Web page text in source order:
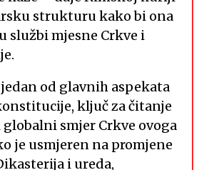
strukturu kako bi ona
službi mjesne Crkve i
od glavnih aspekata
ključ za čitanje
smjer Crkve ovoga
je usmjeren na promjene
i ureda,